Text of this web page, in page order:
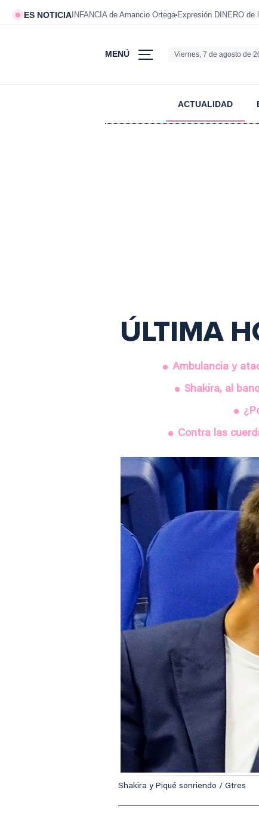
ES NOTICIA INFANCIA de Amancio Ortega Expresión DINERO de
MENÚ Viernes, 7 de agosto de
ACTUALIDAD
ÚLTIMA
Ambulancia y
Shakira, al
Contra las
Shakira y Piqué sonriendo / Gtres